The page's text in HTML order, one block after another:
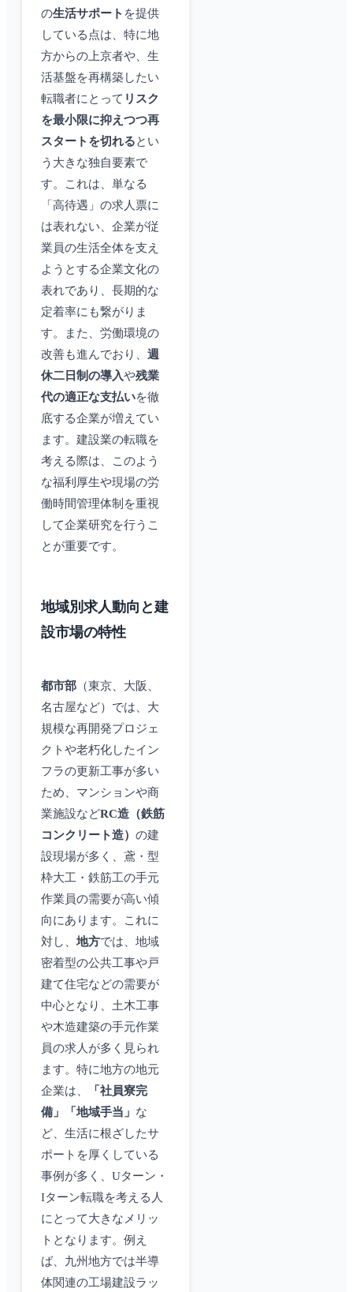
の生活サポート を提供
している点は、特に地
方からの上京者や、生
活基盤を再構築したい
転職者にとって リスク
を最小限に抑えつつ再
スタートを切れるとい
う大きな独自要素で
す。これは、単なる
「高待遇」の求人票に
は表れない、企業が従
業員の生活全体を支え
ようとする企業文化の
表れであり、長期的な
定着率にも繋がりま
す。また、労働環境の
改善も進んでおり、 週
休二日制の導入や残業
代の適正な支払いを徹
底する企業が増えてい
ます。建設業の転職を
考える際は、このよう
な福利厚生や現場の労
働時間管理体制を重視
して企業研究を行うこ
とが重要です。
地域別求人動向と建
設市場の特性
都市部 （東京、大阪、
名古屋など）では、大
規模な再開発プロジェ
クトや老朽化したイン
フラの更新工事が多い
ため、マンションや商
業施設などRC造（鉄筋
コンクリート造） の建
設現場が多く、鳶・型
枠大工・鉄筋工の手元
作業員の需要が高い傾
向にあります。これに
対し、 地方では、地域
密着型の公共工事や戸
建て住宅などの需要が
中心となり、土木工事
や木造建築の手元作業
員の求人が多く見られ
ます。特に地方の地元
企業は、
「社員寮完
備」「地域手当」 な
ど、生活に根ざしたサ
ポートを厚くしている
事例が多く、Uターン・
Iターン転職を考える人
にとって大きなメリッ
トとなります。例え
ば、九州地方では半導
体関連の工場建設ラッ